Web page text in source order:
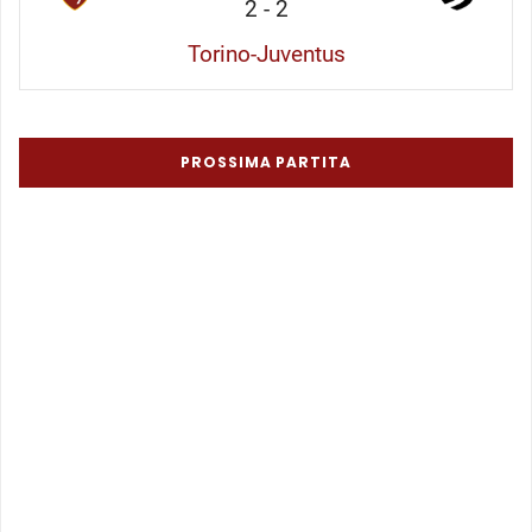
2 - 2
Torino-Juventus
PROSSIMA PARTITA